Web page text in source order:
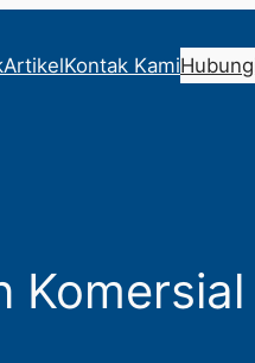
ArtikelKontak Kami
Komersial